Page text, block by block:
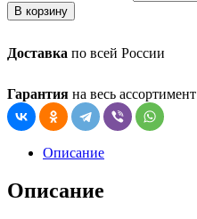
В корзину
Доставка по всей России
Гарантия на весь ассортимент
Описание
Описание